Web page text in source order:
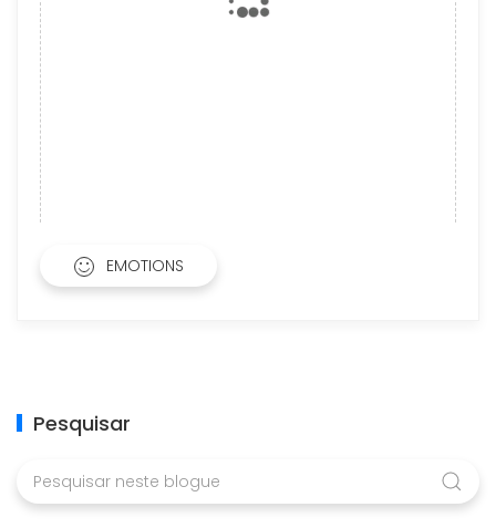
EMOTIONS
Pesquisar